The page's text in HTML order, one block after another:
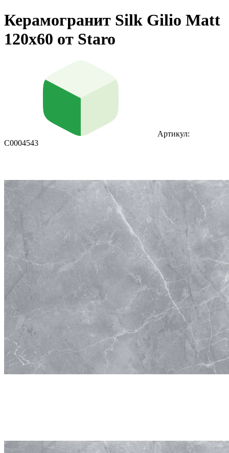
Керамогранит Silk Gilio Matt
120x60 от Staro
Артикул:
С0004543